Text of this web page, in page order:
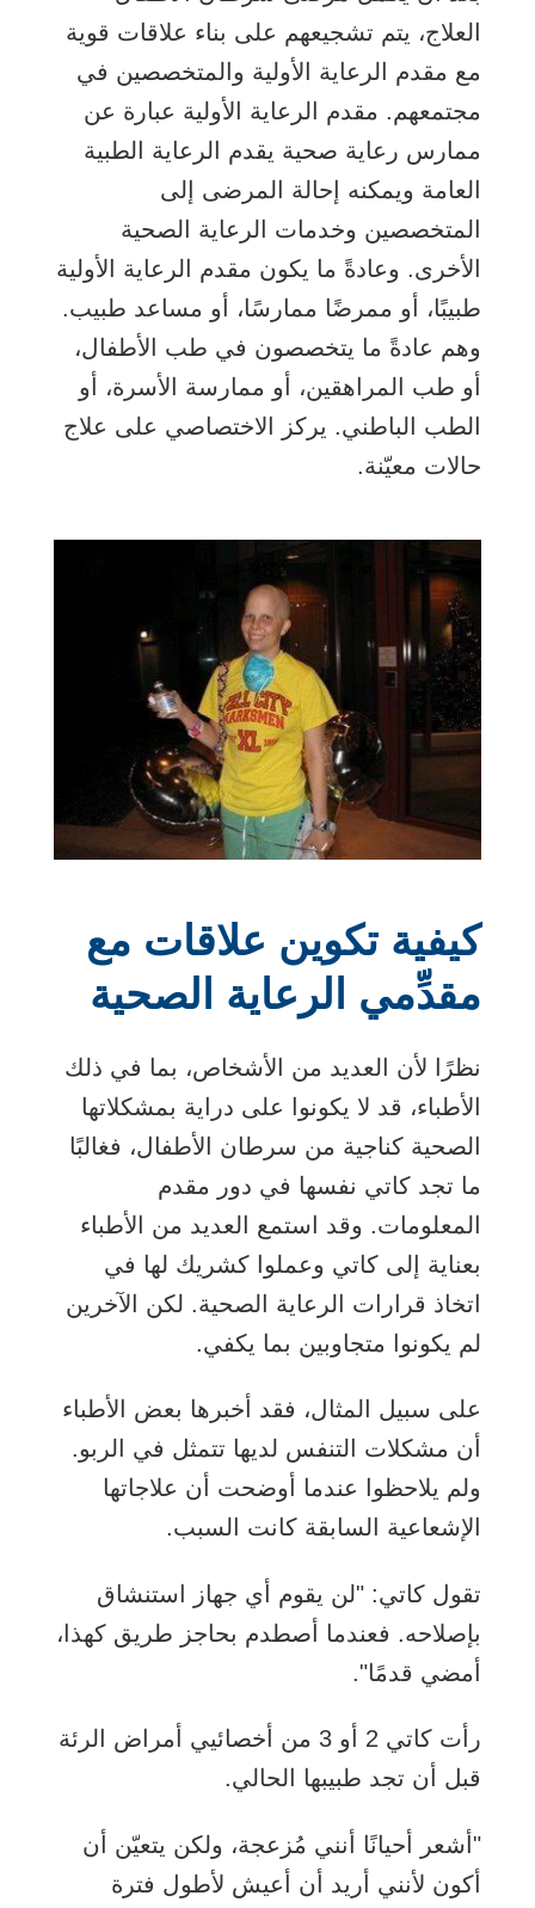
العلاج، يتم تشجيعهم على بناء علاقات قوية
مع مقدم الرعاية الأولية والمتخصصين في
مجتمعهم. مقدم الرعاية الأولية عبارة عن
ممارس رعاية صحية يقدم الرعاية الطبية
العامة ويمكنه إحالة المرضى إلى
المتخصصين وخدمات الرعاية الصحية
الأخرى. وعادةً ما يكون مقدم الرعاية الأولية
طبيبًا، أو ممرضًا ممارسًا، أو مساعد طبيب.
وهم عادةً ما يتخصصون في طب الأطفال،
أو طب المراهقين، أو ممارسة الأسرة، أو
الطب الباطني. يركز الاختصاصي على علاج
حالات معيّنة.
كيفية تكوين علاقات مع
مقدِّمي الرعاية الصحية
نظرًا لأن العديد من الأشخاص، بما في ذلك
الأطباء، قد لا يكونوا على دراية بمشكلاتها
الصحية كناجية من سرطان الأطفال، فغالبًا
ما تجد كاتي نفسها في دور مقدم
المعلومات. وقد استمع العديد من الأطباء
بعناية إلى كاتي وعملوا كشريك لها في
اتخاذ قرارات الرعاية الصحية. لكن الآخرين
لم يكونوا متجاوبين بما يكفي.
على سبيل المثال، فقد أخبرها بعض الأطباء
أن مشكلات التنفس لديها تتمثل في الربو.
ولم يلاحظوا عندما أوضحت أن علاجاتها
الإشعاعية السابقة كانت السبب.
تقول كاتي: "لن يقوم أي جهاز استنشاق
بإصلاحه. فعندما أصطدم بحاجز طريق كهذا،
أمضي قدمًا".
رأت كاتي 2 أو 3 من أخصائيي أمراض الرئة
قبل أن تجد طبيبها الحالي.
"أشعر أحيانًا أنني مُزعجة، ولكن يتعيّن أن
أكون لأنني أريد أن أعيش لأطول فترة